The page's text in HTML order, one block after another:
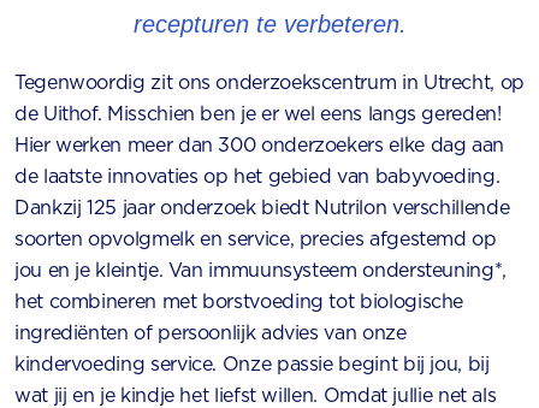
recepturen te verbeteren.
Tegenwoordig zit ons onderzoekscentrum in Utrecht, op
de Uithof. Misschien ben je er wel eens langs gereden!
Hier werken meer dan 300 onderzoekers elke dag aan
de laatste innovaties op het gebied van babyvoeding.
Dankzij 125 jaar onderzoek biedt Nutrilon verschillende
soorten opvolgmelk en service, precies afgestemd op
jou en je kleintje. Van immuunsysteem ondersteuning*,
het combineren met borstvoeding tot biologische
ingrediënten of persoonlijk advies van onze
kindervoeding service. Onze passie begint bij jou, bij
wat jij en je kindje het liefst willen. Omdat jullie net als